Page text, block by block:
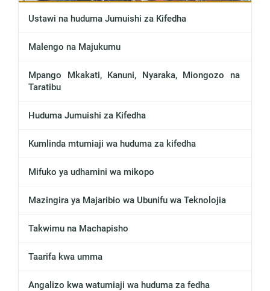
Ustawi na huduma Jumuishi za Kifedha
Malengo na Majukumu
Mpango Mkakati, Kanuni, Nyaraka, Miongozo na
Taratibu
Huduma Jumuishi za Kifedha
Kumlinda mtumiaji wa huduma za kifedha
Mifuko ya udhamini wa mikopo
Mazingira ya Majaribio wa Ubunifu wa Teknolojia
Takwimu na Machapisho
Taarifa kwa umma
Angalizo kwa watumiaji wa huduma za fedha